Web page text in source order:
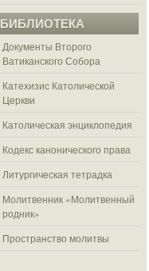
БИБЛИОТЕКА
Документы Второго
Ватиканского Собора
Катехизис Католической
Церкви
Католическая энциклопедия
Кодекс канонического права
Литургическая тетрадка
Молитвенник «Молитвенный
родник»
Пространство молитвы